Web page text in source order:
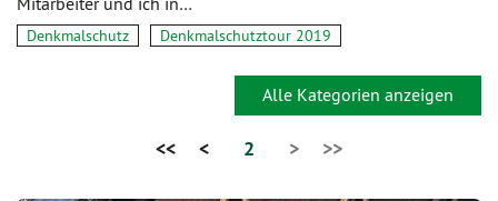
Denkmalschutz Denkmalschutztour 2019
Alle Kategorien anzeigen
<< < 2 > >>